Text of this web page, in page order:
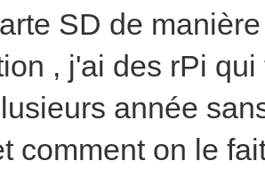
SD de
, j'ai des rPi
année
comment on le